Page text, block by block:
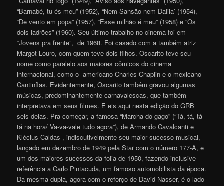
“Barnabé, tu és meu” (1952), “Nem Sansão nem Dalila’ (1954),
“De vento em popa” (1957), “Esse milhão é meu” (1958) e “Os
dois ladrões” (1960). Seu último trabalho no cinema foi em
“Jovens pra frente”, de 1968. Foi casado com a também atriz
Margot Louro, com quem teve dois filhos. Oscarito teve seu
nome como paralelo aos maiores cômicos do cinema
internacional, como o americano Charles Chaplin e o mexicano
Cantinflas. Evidentemente, Oscarito também gravou algumas
músicas, predominantemente carnavalescas, que também
interpretava em seus filmes. E eis aqui nesta edição do GRB
seis delas. Pra começar, a famosa “Marcha do gago” (“Tá, tá, tá
tá na hora/ Va-va-vale tudo agora”), de Armando Cavalcanti e
Klécius Caldas , indiscutivelmente seu maior sucesso musical,
lançado em dezembro de 1949 pela Star com o número 177-A, e
um dos maiores sucessos da folia de 1950, fazendo inclusive
referência a Carlo Pintacuda, um famoso automobilista da época.
Da mesma dupla, agora com o reforço de David Nasser, é o lado